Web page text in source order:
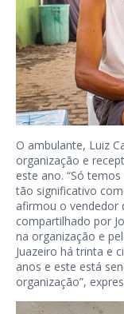
O ambulante, Luiz
organização e
este ano. “Só
tão significativo
afirmou o vendedor
compartilhado por
na organização e
Juazeiro há trinta e
anos e este está
organização”,